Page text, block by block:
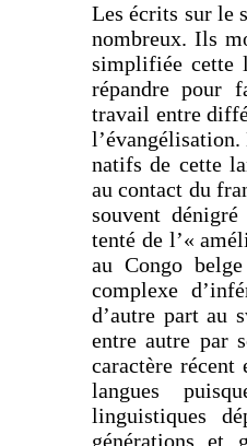
Les écrits sur le
nombreux. Ils
simplifiée cette
répandre pour
travail entre
l’évangélisation.
natifs de cette
au contact du
souvent
tenté de l’«
au Congo
complexe
d’autre part au
entre autre par
caractère
langues
linguistiques
générations et